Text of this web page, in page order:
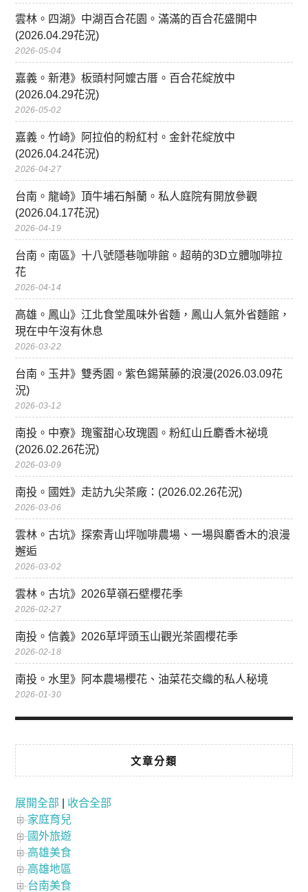
雲林。四湖》中湖百合花園。滿滿的百合花盛開中
(2026.04.29花況)
2026-05-04
嘉義。新港》板頭村阿嬤古厝。百合花綻放中
(2026.04.29花況)
2026-05-02
嘉義。竹崎》阿拉伯的粉紅村。金針花綻放中
(2026.04.24花況)
2026-04-27
台南。龍崎》頂牛埔石斛蘭。私人庭院有開放參觀
(2026.04.17花況)
2026-04-19
台南。南區》十八號隱巷咖啡館。超萌的3D立體咖啡拉
花
2026-04-14
高雄。鳳山》江北食堂風味外省麵，鳳山人氣外省麵館，
現在中午沒有休息
2026-03-22
台南。玉井》雙秀園。紫色錫葉藤的浪漫(2026.03.09花
況)
2026-03-12
南投。中寮》瑰蜜甜心玫瑰園。粉紅山丘麝香木祕境
(2026.02.26花況)
2026-03-09
南投。國姓》走訪九尖茶廠：(2026.02.26花況)
2026-03-06
雲林。古坑》探索青山坪咖啡農場、一場與麝香木的浪漫
邂逅
2026-03-02
雲林。古坑》2026草嶺石壁櫻花季
2026-02-27
南投。信義》2026草坪頭玉山觀光茶園櫻花季
2026-02-18
南投。水里》阿本農場櫻花、油菜花交織的私人秘境
2026-01-30
文章分類
展開全部
收合全部
家庭育兒
國外旅遊
高雄美食
高雄地區
台南美食